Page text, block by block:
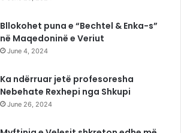
Bllokohet puna e “Bechtel & Enka-s”
në Maqedoninë e Veriut
June 4, 2024
Ka ndërruar jetë profesoresha
Nebehate Rexhepi nga Shkupi
June 26, 2024